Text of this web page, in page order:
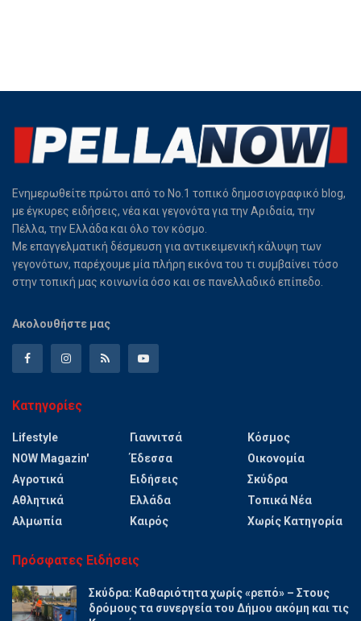
Ενημερωθείτε πρώτοι από το Νο.1 τοπικό δημοσιογραφικό blog,
με έγκυρες ειδήσεις, νέα και γεγονότα για την Αριδαία, την
Πέλλα, την Ελλάδα και όλο τον κόσμο.
Με επαγγελματική δέσμευση για αντικειμενική κάλυψη των
γεγονότων, παρέχουμε μία πλήρη εικόνα του τι συμβαίνει τόσο
στην τοπική μας κοινωνία όσο και σε πανελλαδικό επίπεδο.
Ακολουθήστε μας
Κατηγορίες
Lifestyle
NOW Magazin'
Αγροτικά
Αθλητικά
Αλμωπία
Γιαννιτσά
Έδεσσα
Ειδήσεις
Ελλάδα
Καιρός
Κόσμος
Οικονομία
Σκύδρα
Τοπικά Νέα
Χωρίς Κατηγορία
Πρόσφατες Ειδήσεις
Σκύδρα: Καθαριότητα χωρίς «ρεπό» – Στους
δρόμους τα συνεργεία του Δήμου ακόμη και τις